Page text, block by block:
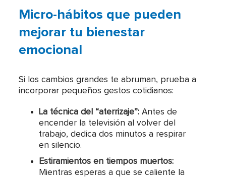
Micro-hábitos que pueden
mejorar tu bienestar
emocional
Si los cambios grandes te abruman, prueba a
incorporar pequeños gestos cotidianos:
La técnica del “aterrizaje”: Antes de
encender la televisión al volver del
trabajo, dedica dos minutos a respirar
en silencio.
Estiramientos en tiempos muertos:
Mientras esperas a que se caliente la